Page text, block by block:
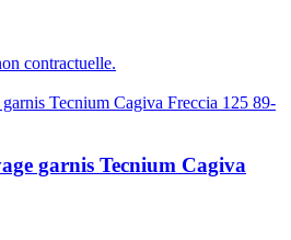
contractuelle.
garnis Tecnium Cagiva